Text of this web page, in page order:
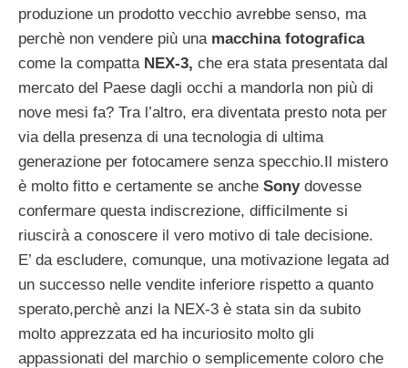
produzione un prodotto vecchio avrebbe senso, ma
perchè non vendere più una macchina fotografica
come la compatta NEX-3, che era stata presentata dal
mercato del Paese dagli occhi a mandorla non più di
nove mesi fa? Tra l’altro, era diventata presto nota per
via della presenza di una tecnologia di ultima
generazione per fotocamere senza specchio.Il mistero
è molto fitto e certamente se anche Sonydovesse
confermare questa indiscrezione, difficilmente si
riuscirà a conoscere il vero motivo di tale decisione.
E’ da escludere, comunque, una motivazione legata ad
un successo nelle vendite inferiore rispetto a quanto
sperato,perchè anzi la NEX-3 è stata sin da subito
molto apprezzata ed ha incuriosito molto gli
appassionati del marchio o semplicemente coloro che